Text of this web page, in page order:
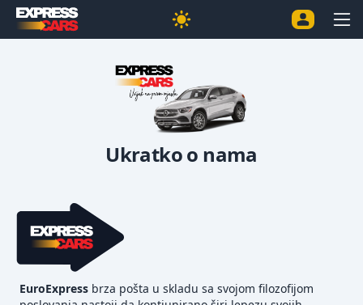
Ukratko o nama
EuroExpress brza pošta u skladu sa svojom filozofijom